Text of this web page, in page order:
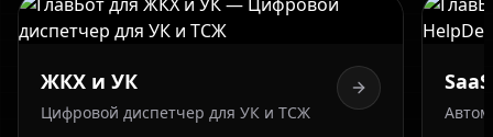
SaaS / IT
Автоматизация HelpDesk 24/7